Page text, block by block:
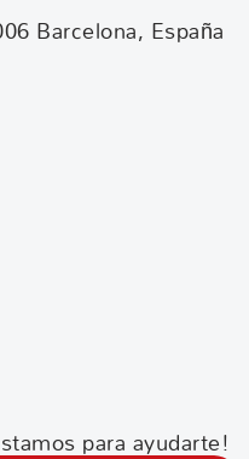
Barcelona, España
para ayudarte!